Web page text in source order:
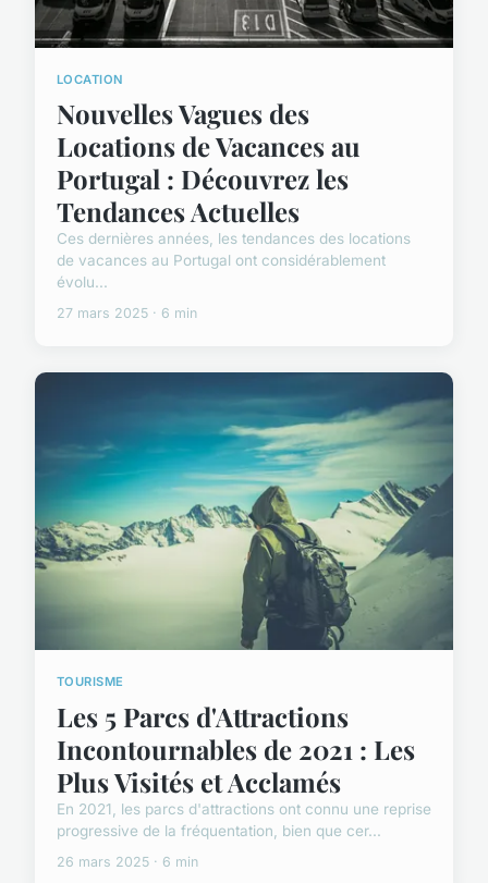
LOCATION
Nouvelles Vagues des
Locations de Vacances au
Portugal : Découvrez les
Tendances Actuelles
Ces dernières années, les tendances des locations
de vacances au Portugal ont considérablement
évolu...
27 mars 2025 · 6 min
TOURISME
Les 5 Parcs d'Attractions
Incontournables de 2021 : Les
Plus Visités et Acclamés
En 2021, les parcs d'attractions ont connu une reprise
progressive de la fréquentation, bien que cer...
26 mars 2025 · 6 min